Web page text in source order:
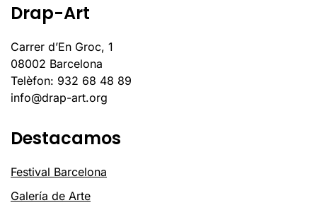
Drap-Art
Carrer d’En Groc, 1
08002 Barcelona
Telèfon: 932 68 48 89
info@drap-art.org
Destacamos
Festival Barcelona
Galería de Arte